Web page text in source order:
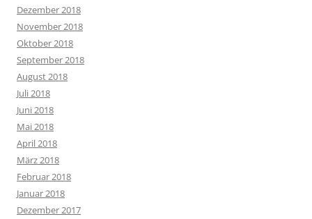
Dezember 2018
November 2018
Oktober 2018
September 2018
August 2018
Juli 2018
Juni 2018
Mai 2018
April 2018
März 2018
Februar 2018
Januar 2018
Dezember 2017